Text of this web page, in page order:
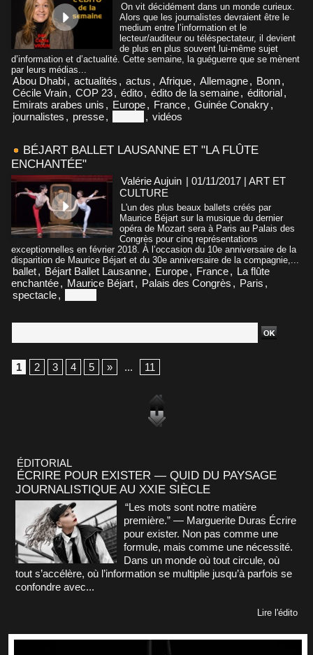
On vit décidément dans un monde curieux.
Alors que les journalistes devraient être le
medium entre l’information et le
lecteur/auditeur ou téléspectateur, il devient
de plus en plus souvent lui-même sujet
d’information et d’actualité. Cette semaine, la guéguerre que se mènent
par leurs médias...
Abou Dhabi, actualités , actus , Afrique, Allemagne, Bonn,
Cécile Vrain, COP 23, édito, édito de la semaine, éditorial,
Emirats arabes unis , Europe, France, Guinée Conakry,
journalistes , presse, , vidéos
BÉJART BALLET LAUSANNE ET "LA FLÛTE
ENCHANTÉE"
Valérie Aujuin | 01/11/2017 | ART ET
CULTURE
L'un des plus beaux ballets créés par
Maurice Béjart sur la musique du dernier
opéra de Mozart sera à Paris au Palais des
Congrès pour cinq représentations
exceptionnelles en février 2018. À l’occasion du 10e anniversaire de la
disparition de Maurice Béjart et du 30e anniversaire de la compagnie,...
ballet, Béjart Ballet Lausanne, Europe, France, La flûte
enchantée, Maurice Béjart, Palais des Congrès , Paris ,
spectacle,
1 2 3 4 5 » ... 11
ÉDITORIAL
ÉCRIRE POUR EXISTER — QUID DU PAYSAGE
JOURNALISTIQUE AU XXIE SIÈCLE
“Les mots sont notre matière
première.” — Marguerite Duras Écrire
pour exister. Non pas comme une
formule, mais comme une nécessité.
Dans un monde où tout circule, où
tout s’accélère, où l’information se multiplie jusqu’à parfois se
confondre avec...
Lire l'édito